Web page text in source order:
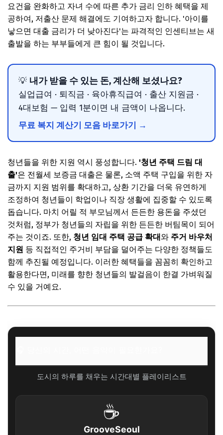
요건을 완화하고 자녀 수에 따른 추가 금리 인하 혜택을 제
공하여, 저출산 문제 해결에도 기여하고자 합니다. '아이를
낳으면 대출 금리가 더 낮아진다'는 파격적인 인센티브는 새
출발을 하는 부부들에게 큰 힘이 될 것입니다.
💡 내가 받을 수 있는 돈, 계산해 보셨나요?
실업급여 · 퇴직금 · 육아휴직급여 · 출산 지원금 ·
4대보험 — 입력 1분이면 내 금액이 나옵니다.
무료 복지 계산기 모음 바로가기 →
청년들을 위한 지원 역시 풍성합니다. '청년 주택 드림 대
출'은 전월세 보증금 대출은 물론, 소액 주택 구입을 위한 자
금까지 지원 범위를 확대하고, 상환 기간을 더욱 유연하게
조정하여 청년들이 학업이나 직장 생활에 집중할 수 있도록
돕습니다. 마치 어릴 적 부모님께서 든든한 용돈을 주셨던
것처럼, 정부가 청년들의 자립을 위한 든든한 버팀목이 되어
주는 것이죠. 또한, 청년 임대 주택 공급 확대와 주거 바우처
지원 등 직접적인 주거비 부담을 덜어주는 다양한 정책들도
함께 추진될 예정입니다. 이러한 혜택들을 꼼꼼히 확인하고
활용한다면, 미래를 향한 청년들의 발걸음이 한결 가벼워질
수 있을 거예요.
도시의 하루를 채우는 시간대별 플레이리스트
☕
GrooveSeoul